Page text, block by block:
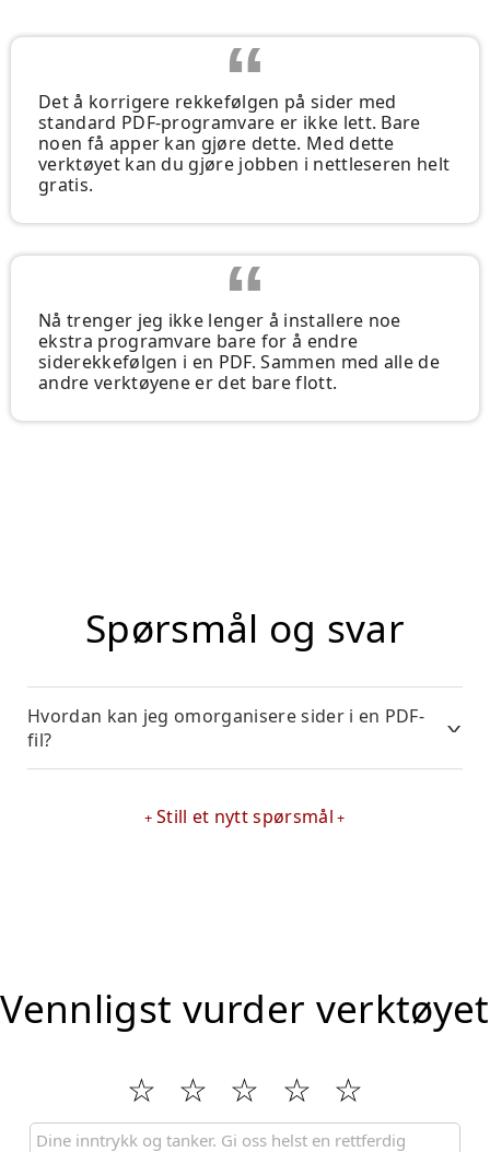
Det å korrigere rekkefølgen på sider med
standard PDF-programvare er ikke lett. Bare
noen få apper kan gjøre dette. Med dette
verktøyet kan du gjøre jobben i nettleseren helt
gratis.
Nå trenger jeg ikke lenger å installere noe
ekstra programvare bare for å endre
siderekkefølgen i en PDF. Sammen med alle de
andre verktøyene er det bare flott.
Spørsmål og svar
Hvordan kan jeg omorganisere sider i en PDF-
fil?
Still et nytt spørsmål
Vennligst vurder verktøyet